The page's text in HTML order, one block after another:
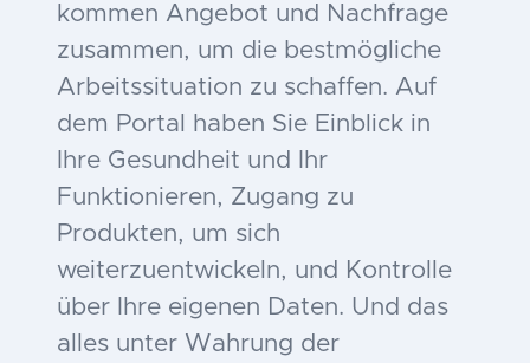
kommen Angebot und Nachfrage
zusammen, um die bestmögliche
Arbeitssituation zu schaffen. Auf
dem Portal haben Sie Einblick in
Ihre Gesundheit und Ihr
Funktionieren, Zugang zu
Produkten, um sich
weiterzuentwickeln, und Kontrolle
über Ihre eigenen Daten. Und das
alles unter Wahrung der